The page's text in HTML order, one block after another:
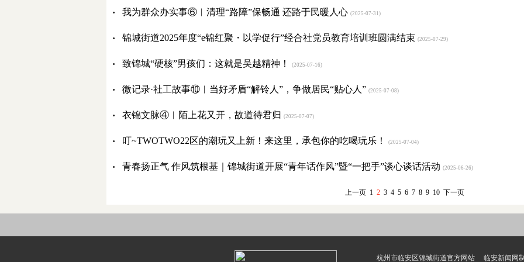
· 我为群众办实事⑥︱清理“路障”保畅通 还路于民暖人心 (2025-07-31)
· 锦城街道2025年度“e锦红聚・以学促行”经合社党员教育培训班圆满结束 (2025-07-29)
· 致锦城“硬核”男孩们：这就是吴越精神！ (2025-07-16)
· 微记录·社工故事⑩︱当好矛盾“解铃人”，争做居民“贴心人” (2025-07-08)
· 衣锦文脉④︱陌上花又开，故道待君归 (2025-07-07)
· 叮~TWOTWO22区的潮玩又上新！来这里，承包你的吃喝玩乐！ (2025-07-04)
· 青春扬正气 作风筑根基｜锦城街道开展“青年话作风”暨“一把手”谈心谈话活动 (2025-06-26)
上一页 1 2 3 4 5 6 7 8 9 10 下一页
杭州市临安区锦城街道官方网站 临安新闻网